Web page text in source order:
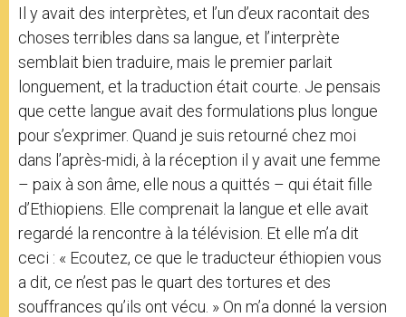
Il y avait des interprètes, et l’un d’eux racontait des
choses terribles dans sa langue, et l’interprète
semblait bien traduire, mais le premier parlait
longuement, et la traduction était courte. Je pensais
que cette langue avait des formulations plus longue
pour s’exprimer. Quand je suis retourné chez moi
dans l’après-midi, à la réception il y avait une femme
– paix à son âme, elle nous a quittés – qui était fille
d’Ethiopiens. Elle comprenait la langue et elle avait
regardé la rencontre à la télévision. Et elle m’a dit
ceci : « Ecoutez, ce que le traducteur éthiopien vous
a dit, ce n’est pas le quart des tortures et des
souffrances qu’ils ont vécu. » On m’a donné la version